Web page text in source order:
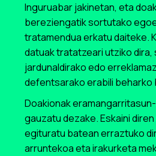
Inguruabar jakinetan, eta
bereziengatik sortutako
tratamendua erkatu daiteke.
datuak tratatzeari utziko dira,
jardunaldirako edo
defentsarako erabili beharko
Doakionak
gauzatu dezake. Eskaini
egituratu batean erraztuko
arruntekoa eta irakurketa